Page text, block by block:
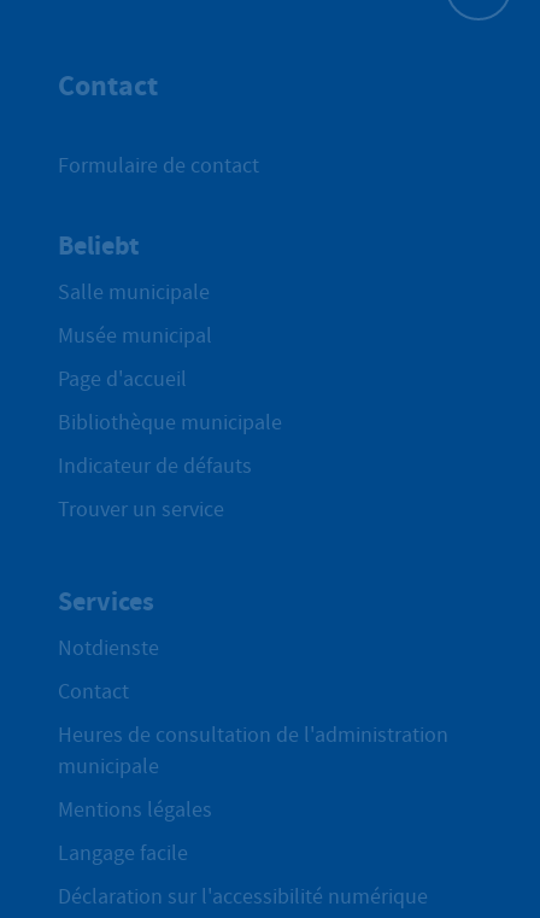
Contact
Formulaire de contact
Beliebt
Salle municipale
Musée municipal
Page d'accueil
Bibliothèque municipale
Indicateur de défauts
Trouver un service
Services
Notdienste
Contact
Heures de consultation de l'administration
municipale
Mentions légales
Langage facile
Déclaration sur l'accessibilité numérique